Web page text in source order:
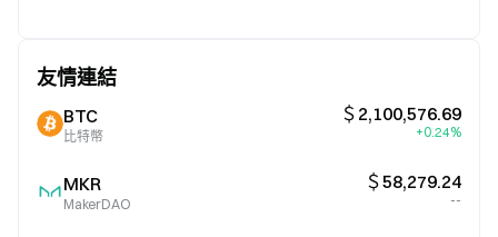
友情連結
BTC
比特幣
＄2,100,576.69
+0.24%
MKR
MakerDAO
＄58,279.24
--